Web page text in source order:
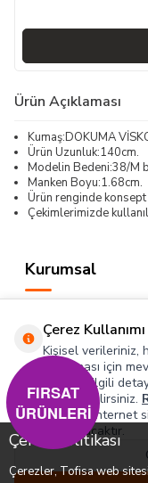
Çerez Politikası
Çerezler, Tofisa web
0
Ürün Açıklaması
Kumaş:DOKUMA
Ürün Uzunluk:140cm.
Modelin Bedeni:38/M
Manken Boyu:1.68cm.
Ürün renginde konsept
Çekimlerimizde
Kurumsal
Hızlı Erişim
Sosyal
Adres & İletişim
Çerez Kullanımı
Kişisel verileriniz,
sunulması için
Konuyla ilgili
inceleyebilirsiniz.
yalnızca internet
kullanılacaktır.
FIRSAT
ÜRÜNLERİ